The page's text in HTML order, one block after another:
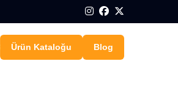
Ürün Kataloğu Blog